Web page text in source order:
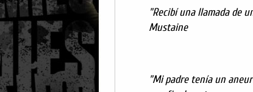
"Recibí una llamada de
Mustaine
"Mi padre tenía un